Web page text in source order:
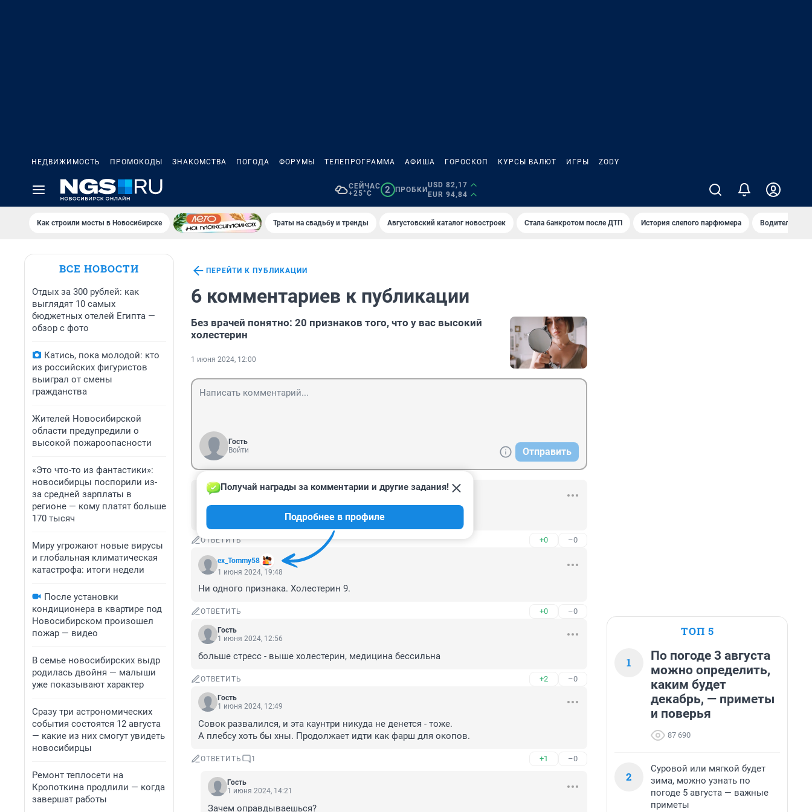
НЕДВИЖИМОСТЬ ПРОМОКОДЫ ЗНАКОМСТВА ПОГОДА ФОРУМЫ ТЕЛЕПРОГРАММА АФИША ГОРОСКОП КУРСЫ ВАЛЮТ ИГРЫ ZODY
СЕЙЧАС
+25°C
2 ПРОБКИ
USD 82,17
EUR 94,84
Как строили мосты в Новосибирске Траты на свадьбу и тренды Августовский каталог новостроек Стала банкротом после ДТП История слепого парфюмера Водители
ВСЕ НОВОСТИ
Отдых за 300 рублей: как
выглядят 10 самых
бюджетных отелей Египта —
обзор с фото
Катись, пока молодой: кто
из российских фигуристов
выиграл от смены
гражданства
Жителей Новосибирской
области предупредили о
высокой пожароопасности
«Это что-то из фантастики»:
новосибирцы поспорили из-
за средней зарплаты в
регионе — кому платят больше
170 тысяч
Миру угрожают новые вирусы
и глобальная климатическая
катастрофа: итоги недели
После установки
кондиционера в квартире под
Новосибирском произошел
пожар — видео
В семье новосибирских выдр
родилась двойня — малыши
уже показывают характер
Сразу три астрономических
события состоятся 12 августа
— какие из них смогут увидеть
новосибирцы
Ремонт теплосети на
Кропоткина продлили — когда
завершат работы
ПЕРЕЙТИ К ПУБЛИКАЦИИ
6 комментариев к публикации
Без врачей понятно: 20 признаков того, что у вас высокий
холестерин
1 июня 2024, 12:00
Гость
Войти
Отправить
Гость
Инопланетянин что ли? смешно разговариваешь...
ОТВЕТИТЬ +0 –0
ex_Tommy58
Получай награды за комментарии и другие задания!
Подробнее в профиле
1 июня 2024, 19:48
Ни одного признака. Холестерин 9.
ОТВЕТИТЬ +0 –0
Гость
1 июня 2024, 12:56
больше стресс - выше холестерин, медицина бессильна
ОТВЕТИТЬ +2 –0
Гость
1 июня 2024, 12:49
Совок развалился, и эта каунтри никуда не денется - тоже.
А плебсу хоть бы хны. Продолжает идти как фарш для окопов.
ОТВЕТИТЬ 1 +1 –0
Гость
1 июня 2024, 14:21
Зачем оправдываешься?
ТОП 5
1
По погоде 3 августа
можно определить,
каким будет
декабрь, — приметы
и поверья
87 690
2
Суровой или мягкой будет
зима, можно узнать по
погоде 5 августа — важные
приметы